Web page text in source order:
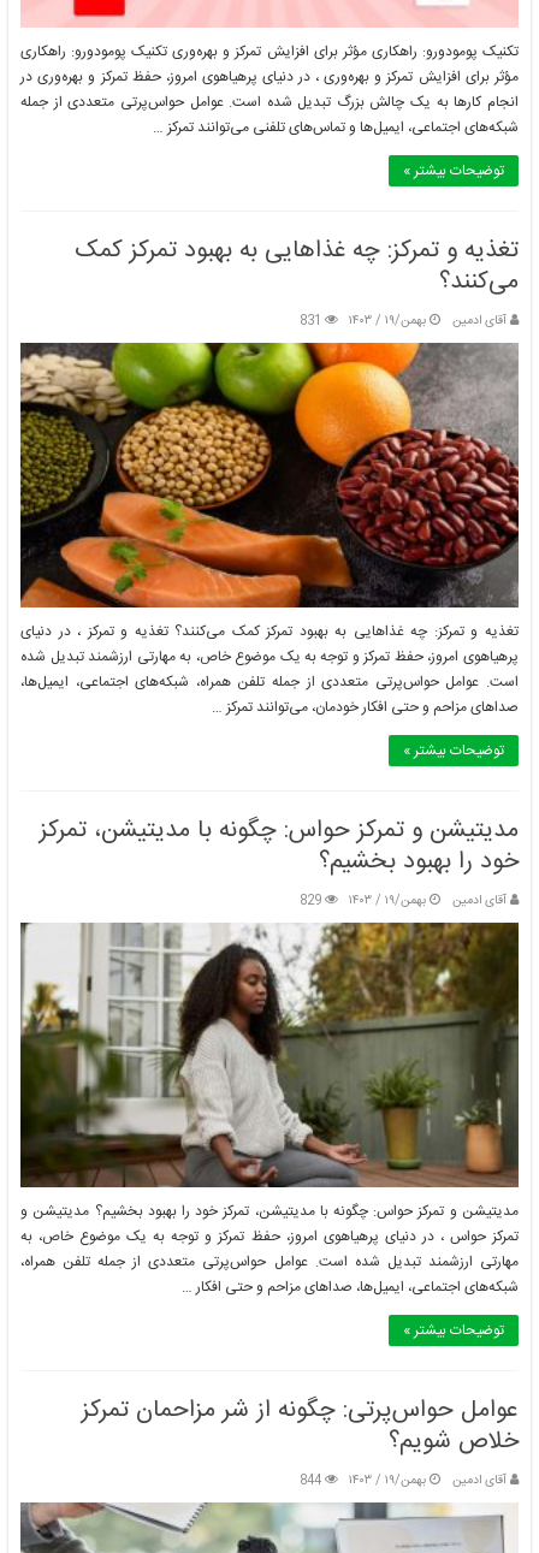
چگونه از اشتباهات شناختی در تعریف مسئله پرهیز کنیم؟
بهمن/۱۹ / ۱۴۰۳
ویژگی‌های یک مسئله خوب: چگونه مسئله را به درستی تعریف کنیم؟
بهمن/۱۹ / ۱۴۰۳
انواع مسائل: از مسائل ساده تا پیچیده
بهمن/۱۹ / ۱۴۰۳
تکنیک پومودورو: راهکاری مؤثر برای افزایش تمرکز و بهره‌وری تکنیک پومودورو: راهکاری
مؤثر برای افزایش تمرکز و بهره‌وری ، در دنیای پرهیاهوی امروز، حفظ تمرکز و بهره‌وری در
انجام کارها به یک چالش بزرگ تبدیل شده است. عوامل حواس‌پرتی متعددی از جمله
شبکه‌های اجتماعی، ایمیل‌ها و تماس‌های تلفنی می‌توانند تمرکز …
توضیحات بیشتر »
تغذیه و تمرکز: چه غذاهایی به بهبود تمرکز کمک
می‌کنند؟
آقای ادمین بهمن/۱۹ / ۱۴۰۳ 831
تغذیه و تمرکز: چه غذاهایی به بهبود تمرکز کمک می‌کنند؟ تغذیه و تمرکز ، در دنیای
پرهیاهوی امروز، حفظ تمرکز و توجه به یک موضوع خاص، به مهارتی ارزشمند تبدیل شده
است. عوامل حواس‌پرتی متعددی از جمله تلفن همراه، شبکه‌های اجتماعی، ایمیل‌ها،
صداهای مزاحم و حتی افکار خودمان، می‌توانند تمرکز …
توضیحات بیشتر »
مدیتیشن و تمرکز حواس: چگونه با مدیتیشن، تمرکز
خود را بهبود بخشیم؟
آقای ادمین بهمن/۱۹ / ۱۴۰۳ 829
مدیتیشن و تمرکز حواس: چگونه با مدیتیشن، تمرکز خود را بهبود بخشیم؟ مدیتیشن و
تمرکز حواس ، در دنیای پرهیاهوی امروز، حفظ تمرکز و توجه به یک موضوع خاص، به
مهارتی ارزشمند تبدیل شده است. عوامل حواس‌پرتی متعددی از جمله تلفن همراه،
شبکه‌های اجتماعی، ایمیل‌ها، صداهای مزاحم و حتی افکار …
توضیحات بیشتر »
عوامل حواس‌پرتی: چگونه از شر مزاحمان تمرکز
خلاص شویم؟
آقای ادمین بهمن/۱۹ / ۱۴۰۳ 844